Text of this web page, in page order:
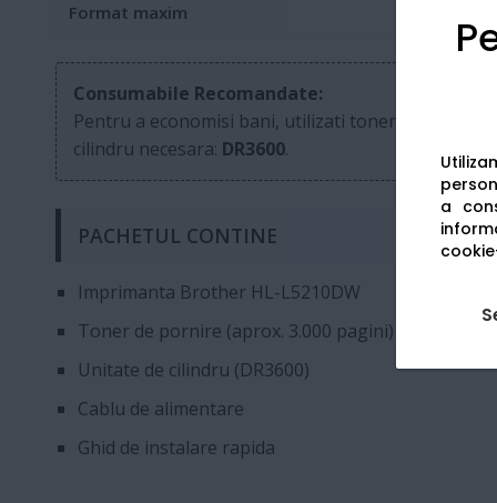
a
Format maxim
Consumabile Recomandate:
Pentru a economisi bani, utilizati tonerele de mare
cilindru necesara: DR3600.
PACHETUL CONTINE
Imprimanta Brother HL-L5210DW
Toner de pornire (aprox. 3.000 pagini)
Unitate de cilindru (DR3600)
Cablu de alimentare
Ghid de instalare rapida